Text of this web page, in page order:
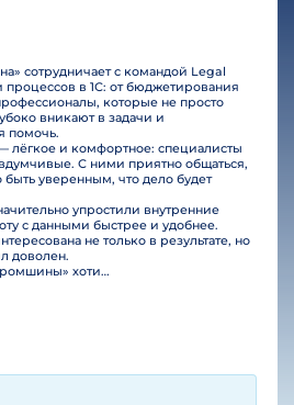
сотрудничает с командой Legal
процессов в 1С: от бюджетирования
которые не просто
вникают в задачи и
помочь.
лёгкое и комфортное: специалисты
С ними приятно общаться,
уверенным, что дело будет
упростили внутренние
с данными быстрее и удобнее.
не только в результате, но
доволен.
От всей команды «Агропромшины» хотим поблагодарить специалистов Legal Bridge за отличную работу и человеческое отношение.…